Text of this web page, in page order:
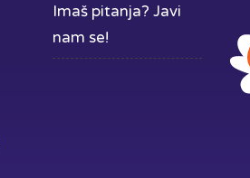
Imaš pitanja? Javi
nam se!